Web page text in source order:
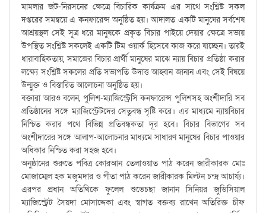
মামলার জট-নিরসনের ক্ষেত্রে বিচারিক কার্যক্রম এর সাথে সংশ্লিষ্ট সকল
দপ্তরের সমন্বয়ে এ কনফারেন্স অনুষ্ঠিত হয়। আদালত একটি মানুষের সর্বশেষ
আশ্রয়স্থল সেই সূত্র ধরে মানুষকে প্রকৃত বিচার পাইয়ে দেয়ার ক্ষেত্রে সভায়
উপস্থিত সংশ্লিষ্ট সকলেই একটি টিম ওয়ার্ক হিসেবে কাজ করে যাচ্ছেন। তারই
ধারাবাহিকতায়, সমাজের বিচার প্রার্থী মানুষের মাঝে ন্যায় বিচার প্রতিষ্ঠা করার
লক্ষ্যে সংশ্লিষ্ট সকলের প্রতি সভাপতি উদাত্ত আহ্বান জানান এবং সেই বিষয়ে
উন্মুক্ত ও বিস্তারিত আলোচনা অনুষ্ঠিত হয়।
বক্তারা আরও বলেন, পুলিশ-ম্যাজিস্ট্রেসি কনফারেন্স পুলিশসহ অংশীদারি সব
প্রতিষ্ঠানের সঙ্গে ম্যাজিস্ট্রেটদের সেতুবন্ধ সৃষ্টি করে। এর মাধ্যমে ন্যায়বিচার
নিশ্চিত করার পথে বিভিন্ন প্রতিবন্ধকতা দূর হবে। বিচার বিভাগের সব
অংশীদারের সঙ্গে আলাপ-আলোচনার মাধ্যমে সাধারণ মানুষের বিচার পাওয়ার
অধিকার নিশ্চিত করা সহজ হবে।
অনুষ্ঠানের শুরুতে পবিত্র কোরআন তেলাওয়াত পাঠ করেন জারীকারক মোঃ
মোজাম্মেল হক মজুমদার ও গীতা পাঠ করেন জারীকারক মিল্টন চন্দ্র আচার্য্য।
এরপর প্রধান অতিথিকে ফুলেল শুভেচছা জানান সিনিয়র জুডিসিয়াল
ম্যাজিস্ট্রেট সৈয়দা মোসাদ্দেকা এবং স্বাগত বক্তব্য রাখেন অতিরিক্ত চীফ